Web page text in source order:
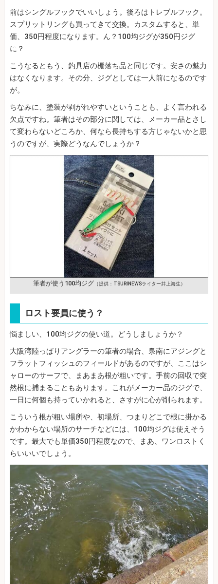
前はシングルフックでいいしょう。後ろはトレブルフック。
スプリットリングも買ってきて交換。カスタムすると、単
価、350円程度になります。ん？100均ジグが350円ジグ
に？
こうなるともう、釣具店の棚落ち品と同じです。安さの魅力
はなくなります。その分、ジグとしては一人前になるのです
が。
ちなみに、塗装が剥がれやすいということも、よく言われる
欠点ですね。筆者はその部分に関しては、メーカー品とさし
て変わらないどころか、何なら長持ちする方じゃないかと思
うのですが、実際どうなんでしょうか？
筆者が使う100均ジグ （提供：TSURINEWSライター井上海生）
ロスト要員に使う？
悩ましい、100均ジグの使い道。どうしましょうか？
大阪湾陸っぱりアングラーの筆者の場合、泉南にアジングと
フラットフィッシュのフィールドがあるのですが、ここはシ
ャローのサーフで、まあまあ根が粗いです。手前の回収で突
然根に捕まることもあります。これがメーカー品のジグで、
一日に何個も持っていかれると、さすがに心が削られます。
こういう根が粗い場所や、初場所、つまりどこで根に掛かる
かわからない場所のサーチなどには、100均ジグは使えそう
です。最大でも単価350円程度なので、まあ、ワンロストく
らいいいでしょう。